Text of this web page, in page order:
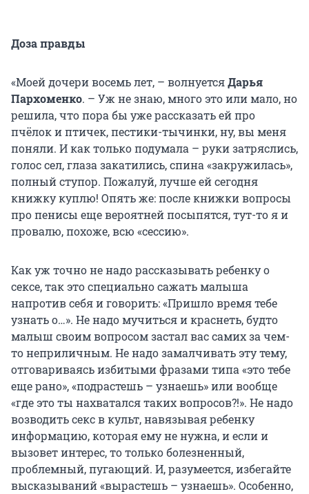
Доза правды
«Моей дочери восемь лет, – волнуетсяДарья
Пархоменко. – Уж не знаю, много это или мало, но
решила, что пора бы уже рассказать ей про
пчёлок и птичек, пестики-тычинки, ну, вы меня
поняли. И как только подумала – руки затряслись,
голос сел, глаза закатились, спина «закружилась»,
полный ступор. Пожалуй, лучше ей сегодня
книжку куплю! Опять же: после книжки вопросы
про пенисы еще вероятней посыпятся, тут-то я и
провалю, похоже, всю «сессию».
Как уж точно не надо рассказывать ребенку о
сексе, так это специально сажать малыша
напротив себя и говорить: «Пришло время тебе
узнать о…». Не надо мучиться и краснеть, будто
малыш своим вопросом застал вас самих за чем-
то неприличным. Не надо замалчивать эту тему,
отговариваясь избитыми фразами типа «это тебе
еще рано», «подрастешь – узнаешь» или вообще
«где это ты нахватался таких вопросов?!». Не надо
возводить секс в культ, навязывая ребенку
информацию, которая ему не нужна, и если и
вызовет интерес, то только болезненный,
проблемный, пугающий. И, разумеется, избегайте
высказываний «вырастешь – узнаешь». Особенно,